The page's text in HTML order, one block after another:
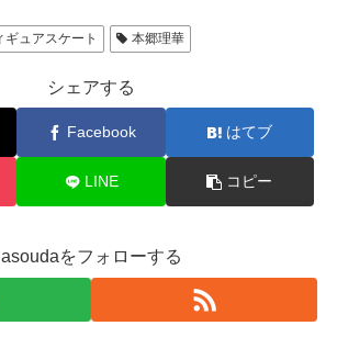
ギュアスケート 本郷理華
シェアする
Facebook はてブ
LINE コピー
asoudaをフォローする